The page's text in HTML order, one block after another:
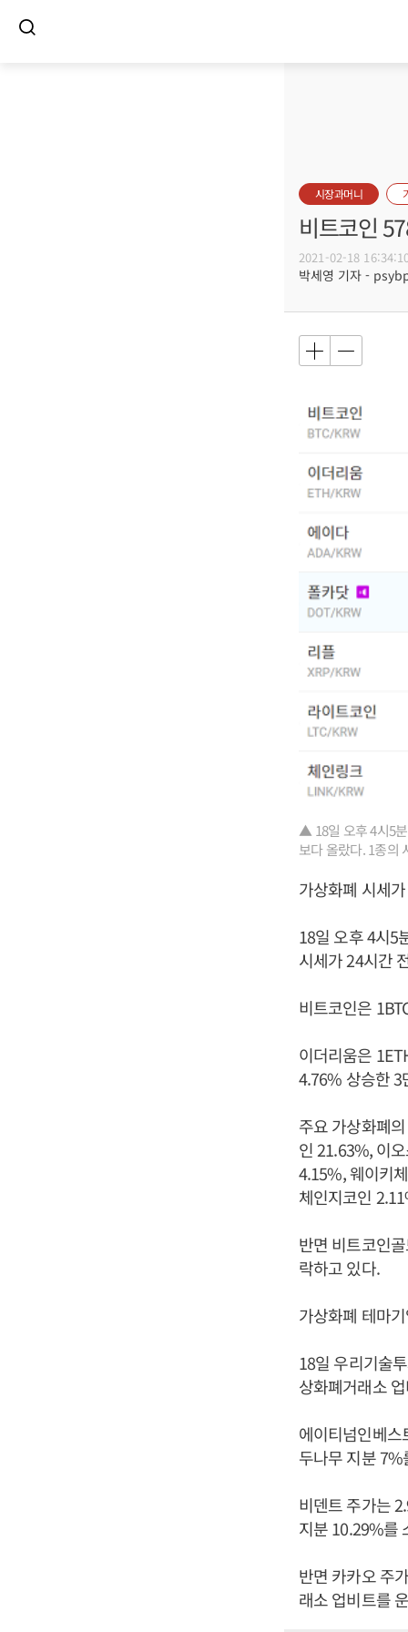
시장과머니
비트코인
2021-02-18
박세영 기자 -
▲ 18일 오후 4시5
보다 올랐다. 1종의
가상화폐 시세
18일 오후 4시5
시세가 24시간
비트코인은
이더리움은
4.76% 상승한 3
주요 가상화폐
인 21.63%, 이
4.15%, 웨이키
체인지코인
반면 비트코인
락하고 있다.
가상화폐 테마
18일 우리기술
상화폐거래소
에이티넘인베
두나무 지분 7%
비덴트 주가는
지분 10.29%를
반면 카카오 주
래소 업비트를